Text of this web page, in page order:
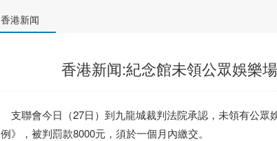
香港新闻
香港新闻:紀念館未領公眾娛樂
支聯會今日（27日）到九龍城裁判法院承認，未領有公眾
例》，被判罰款8000元，須於一個月內繳交。